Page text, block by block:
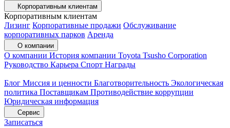
Корпоративным клиентам
Корпоративным клиентам
Лизинг Корпоративные продажи Обслуживание
корпоративных парков Аренда
О компании
О компании История компании Toyota Tsusho Corporation
Руководство Карьера Спорт Награды
Блог Миссия и ценности Благотворительность Экологическая
политика Поставщикам Противодействие коррупции
Юридическая информация
Сервис
Записаться